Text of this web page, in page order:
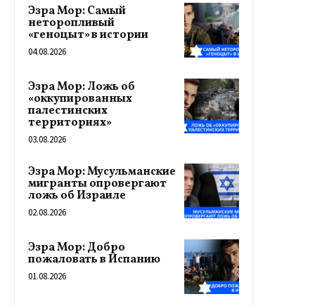
Эзра Мор: Самый
неторопливый
«геноцыт» в истории
04.08.2026
Эзра Мор: Ложь об
«оккупированных
палестинских
территориях»
03.08.2026
Эзра Мор: Мусульманские
мигранты опровергают
ложь об Израиле
02.08.2026
Эзра Мор: Добро
пожаловать в Испанию
01.08.2026